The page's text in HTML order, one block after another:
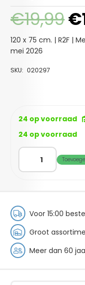
€19,99€
120 x 75 cm. | R2F |
mei 2026
SKU: 020297
24 op voorraad
24 op voorraad
HQ
Simple
Jolly
Roger
New
aantal
Voor 15:00
Groot
Meer dan 60